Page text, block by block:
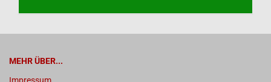
MEHR ÜBER...